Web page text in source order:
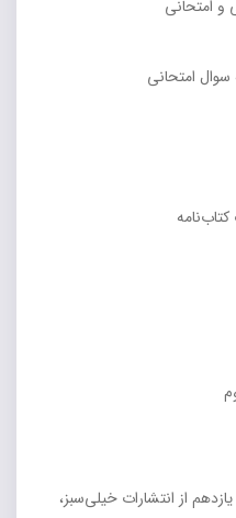
و امتحانی
از انتشارات خیلی‌سبز،